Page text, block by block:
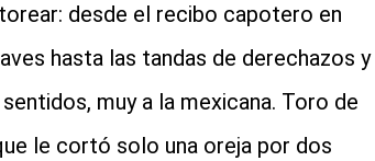
desde el recibo capotero en
hasta las tandas de derechazos y
muy a la mexicana. Toro de
le cortó solo una oreja por dos